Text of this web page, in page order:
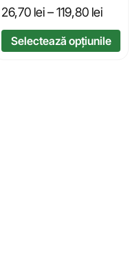
26,70 lei–119,80 lei
Selectează opțiunile